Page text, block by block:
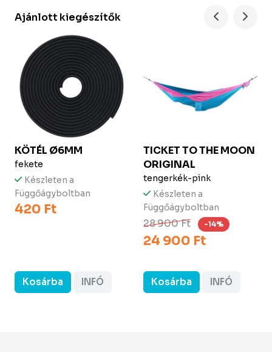
Ajánlott kiegészítők
KÖTÉL Ø6MM
fekete
Készleten a
Függőágyboltban
420 Ft
Kosárba INFÓ
TICKET TO THE MOON
ORIGINAL
tengerkék-pink
Készleten a
Függőágyboltban
28 900 Ft -14%
24 900 Ft
Kosárba INFÓ